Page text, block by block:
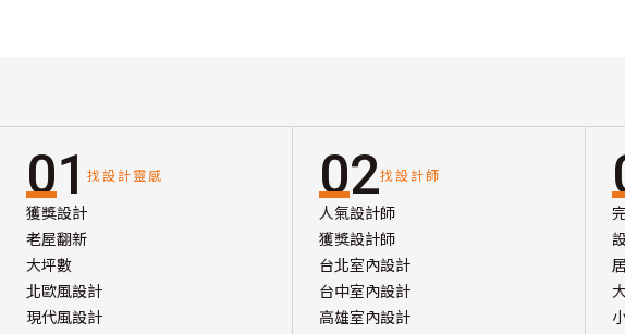
01 找設計靈感
獲獎設計
老屋翻新
大坪數
北歐風設計
現代風設計
02找設計師
人氣設計師
獲獎設計師
台北室內設計
台中室內設計
高雄室內設計